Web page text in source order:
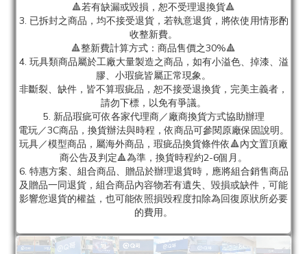
🔺若有缺漏或毀損，恕不受理退換貨🔺
3. 已拆封之商品，均不接受退貨，若執意退貨，將依使用情形酌
收整新費。
🔺整新費計算方式：商品售價之30%🔺
4. 玩具類商品屬於工廠大量製造之商品，如有小溢色、掉漆、溢
膠、小瑕疵皆屬正常現象。
非斷裂、缺件，皆不算瑕疵品，恕不接受退換貨，完美主義者，
請勿下標，以免有爭議。
5. 新品瑕疵可依各家代理商／廠商換貨方式協助辦理
電玩／3C商品，換貨辦法與時程，依商品可參閱原廠保固說明。
玩具／模型商品，屬海外商品，瑕疵品換貨條件依🔺內文置頂廠
商公告及判定🔺為準，換貨時程約2-6個月。
6. 特惠方案、組合商品、贈品於辦理退貨時，應將組合銷售商品
及贈品一同退貨，組合商品內容物若有遺失、毀損或缺件，可能
影響您退貨的權益，也可能依照損毀程度扣除為回復原狀所必要
的費用。